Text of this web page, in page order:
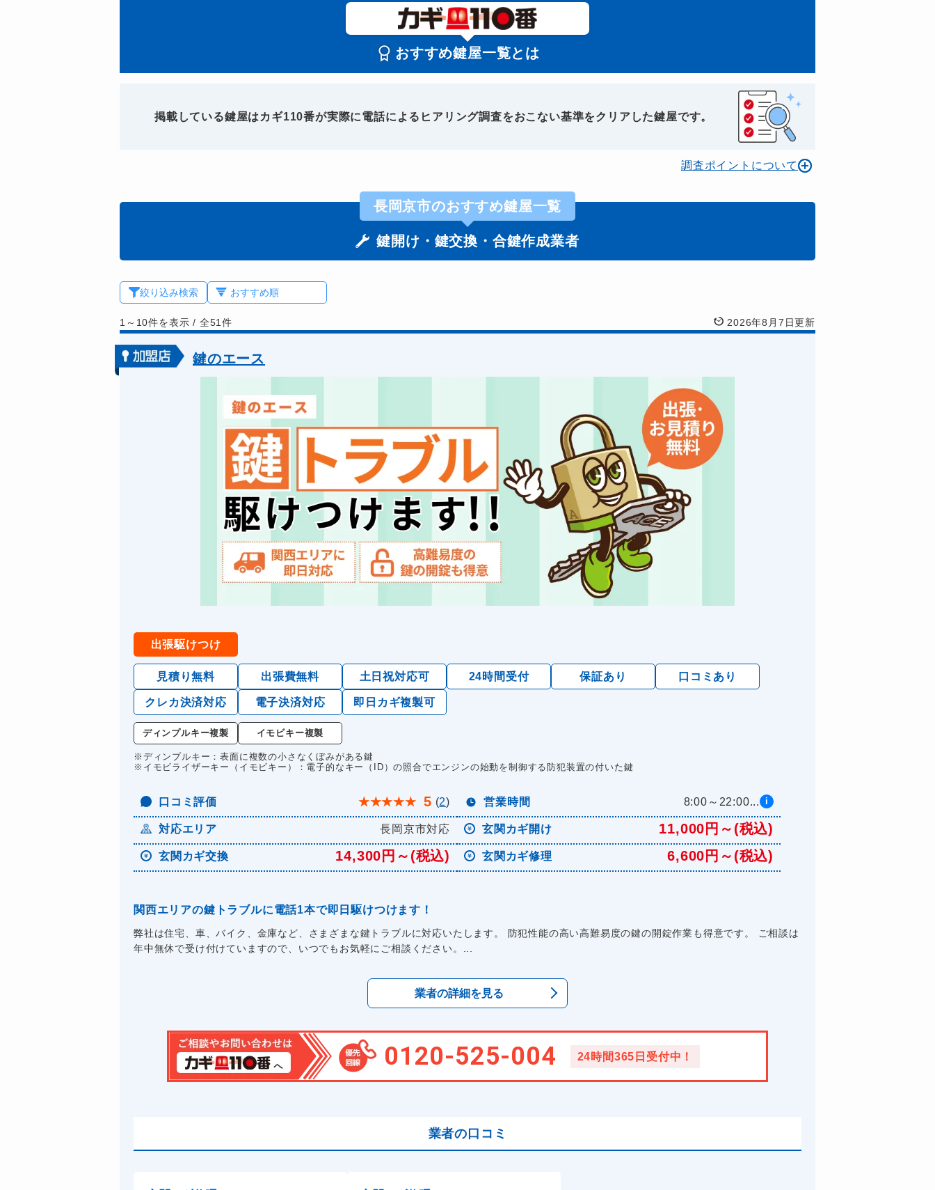
おすすめ鍵屋一覧とは
掲載している鍵屋はカギ110番が実際に電話によるヒアリング調査をおこない基準をクリアした鍵屋です。
調査ポイントについて
長岡京市のおすすめ鍵屋一覧
鍵開け・鍵交換・合鍵作成業者
絞り込み検索
1～10件を表示/ 全51件 2026年8月7日更新
鍵のエース
出張駆けつけ
見積り無料 出張費無料 土日祝対応可 24時間受付 保証あり 口コミあり
クレカ決済対応 電子決済対応 即日カギ複製可
ディンプルキー複製 イモビキー複製
※ディンプルキー：表面に複数の小さなくぼみがある鍵
※イモビライザーキー（イモビキー）：電子的なキー（ID）の照合でエンジンの始動を制御する防犯装置の付いた鍵
口コミ評価 ★★★★★ 5 (2) 営業時間 8:00～22:00... i
対応エリア 長岡京市対応 玄関カギ開け 11,000円～(税込)
玄関カギ交換 14,300円～(税込) 玄関カギ修理 6,600円～(税込)
関西エリアの鍵トラブルに電話1本で即日駆けつけます！
弊社は住宅、車、バイク、金庫など、さまざまな鍵トラブルに対応いたします。 防犯性能の高い高難易度の鍵の開錠作業も得意です。 ご相談は
年中無休で受け付けていますので、いつでもお気軽にご相談ください。...
業者の詳細を見る
0120-525-004 24時間365日受付中！
業者の口コミ